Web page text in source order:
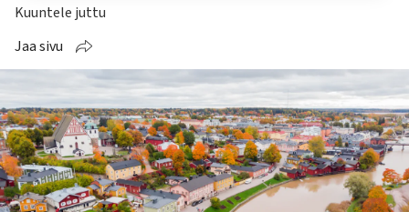
Kuuntele juttu
Jaa sivu